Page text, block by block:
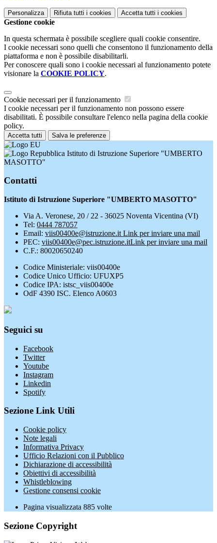
Personalizza Rifiuta tutti i cookies Accetta tutti i cookies
Gestione cookie
In questa schermata è possibile scegliere quali cookie consentire.
I cookie necessari sono quelli che consentono il funzionamento della
piattaforma e non è possibile disabilitarli.
Per conoscere quali sono i cookie necessari al funzionamento potete
visionare la COOKIE POLICY.
Cookie necessari per il funzionamento
I cookie necessari per il funzionamento non possono essere
disabilitati. È possibile consultare l'elenco nella pagina della cookie
policy.
Accetta tutti Salva le preferenze
Istituto di Istruzione Superiore "UMBERTO
MASOTTO"
Contatti
Istituto di Istruzione Superiore "UMBERTO MASOTTO"
Via A. Veronese, 20 / 22 - 36025 Noventa Vicentina (VI)
Tel: 0444 787057
Email: viis00400e@istruzione.it Link per inviare una mail
PEC: viis00400e@pec.istruzione.itLink per inviare una mail
C.F.: 80020650240
Codice Ministeriale: viis00400e
Codice Unico Ufficio: UFUXP5
Codice IPA: istsc_viis00400e
OdF 4390 ISC. Elenco A0603
Seguici su
Facebook
Twitter
Youtube
Instagram
Linkedin
Spotify
Sezione Link Utili
Cookie policy
Note legali
Informativa Privacy
Ufficio Relazioni con il Pubblico
Dichiarazione di accessibilità
Obiettivi di accessibilità
Whistleblowing
Gestione consensi cookie
Pagina visualizzata 885 volte
Sezione Copyright